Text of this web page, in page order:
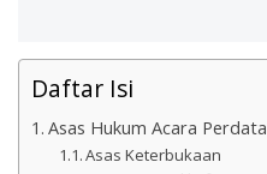
Daftar Isi
Asas Hukum Acara Perdata
Asas Keterbukaan